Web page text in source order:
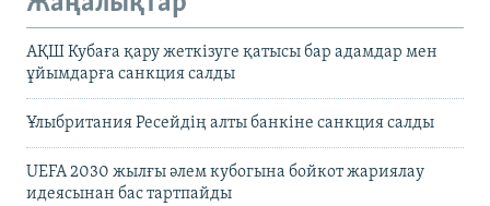
АҚШ Кубаға қару жеткізуге қатысы бар адамдар мен
ұйымдарға санкция салды
Ұлыбритания Ресейдің алты банкіне санкция салды
UEFA 2030 жылғы әлем кубогына бойкот жариялау
идеясынан бас тартпайды